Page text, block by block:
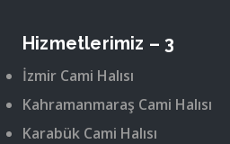
Hizmetlerimiz – 3
İzmir Cami Halısı
Kahramanmaraş Cami Halısı
Karabük Cami Halısı